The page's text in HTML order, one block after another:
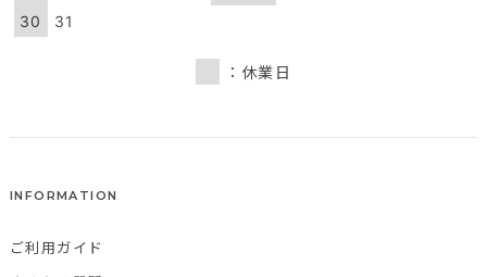
30
31
：休業日
INFORMATION
ご利用ガイド